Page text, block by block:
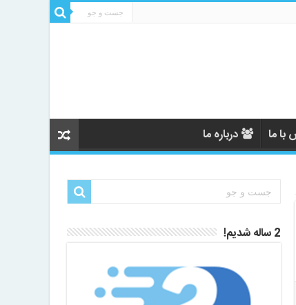
با ما درباره ما
2 ساله شدیم!